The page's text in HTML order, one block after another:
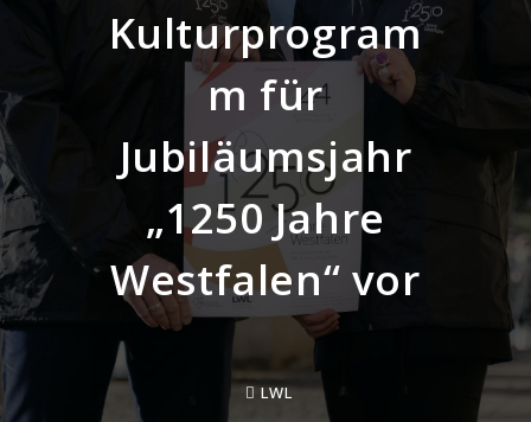
Kulturprogram
m für
Jubiläumsjahr
„1250 Jahre
Westfalen“ vor
LWL